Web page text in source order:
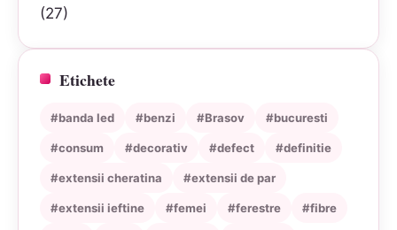
(27)
Etichete
#banda led #benzi #Brasov #bucuresti
#consum #decorativ #defect #definitie
#extensii cheratina #extensii de par
#extensii ieftine #femei #ferestre #fibre